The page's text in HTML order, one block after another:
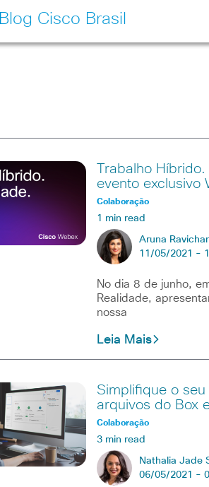
Blog Cisco Brasil
Trabalho
evento exclusivo
Colaboração
1 min read
Aruna
11/05/2021 -
No dia 8 de junho,
Realidade,
nossa
Leia Mais
Simplifique o
arquivos do Box
Colaboração
3 min read
Nathalia Jade
06/05/2021 -